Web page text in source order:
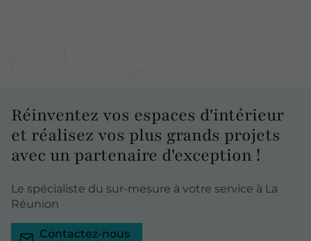
Réinventez vos espaces d'intérieur
et réalisez vos plus grands projets
avec un partenaire d'exception !
Le spécialiste du sur-mesure à votre service à La
Réunion
Contactez-nous